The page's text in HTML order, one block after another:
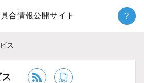
合情報公開サイト ?
ス